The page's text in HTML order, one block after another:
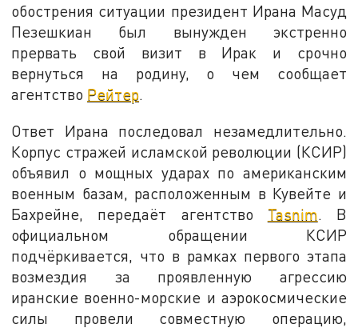
обострения ситуации президент Ирана Масуд
Пезешкиан был вынужден экстренно
прервать свой визит в Ирак и срочно
вернуться на родину, о чем сообщает
агентство Рейтер.
Ответ Ирана последовал незамедлительно.
Корпус стражей исламской революции (КСИР)
объявил о мощных ударах по американским
военным базам, расположенным в Кувейте и
Бахрейне, передаёт агентство Tasnim . В
официальном обращении КСИР
подчёркивается, что в рамках первого этапа
возмездия за проявленную агрессию
иранские военно-морские и аэрокосмические
силы провели совместную операцию,